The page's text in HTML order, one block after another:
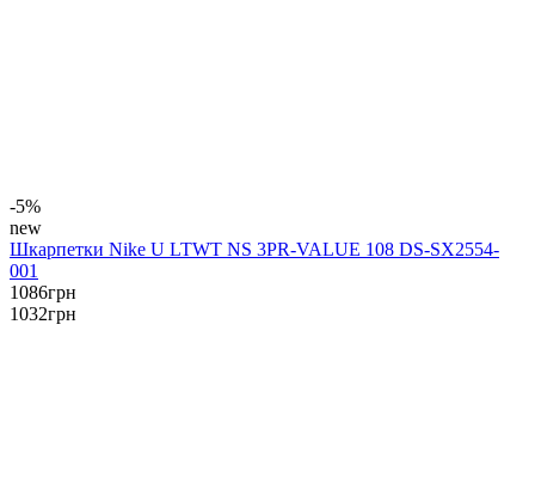
-5%
new
Шкарпетки Nike U LTWT NS 3PR-VALUE 108 DS-SX2554-
001
1086грн
1032грн